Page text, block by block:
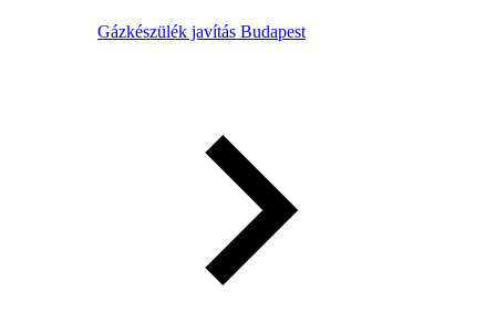
Gázkészülék javítás Budapest